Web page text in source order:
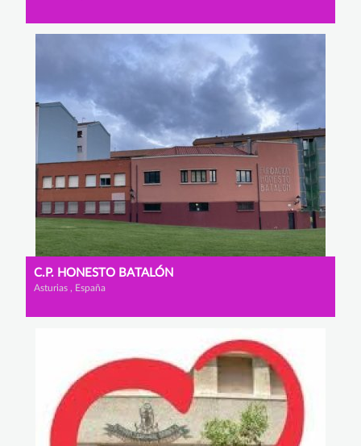
C.P. HONESTO BATALÓN
Asturias , España